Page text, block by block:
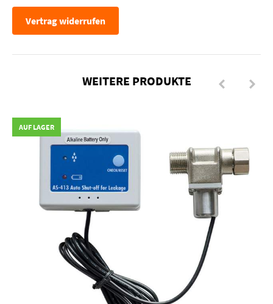
Vertrag widerrufen
WEITERE PRODUKTE
AUF LAGER